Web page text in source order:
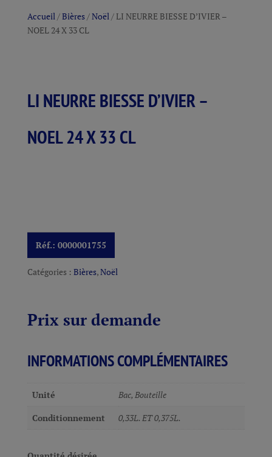
Accueil/Bières/Noël/ LI NEURRE BIESSE D’IVIER –
NOEL 24 X 33 CL
LI NEURRE BIESSE D’IVIER –
NOEL 24 X 33 CL
Réf.: 0000001755
Catégories : Bières,Noël
Prix sur demande
INFORMATIONS COMPLÉMENTAIRES
Unité
Bac, Bouteille
Conditionnement
0,33L. ET 0,375L.